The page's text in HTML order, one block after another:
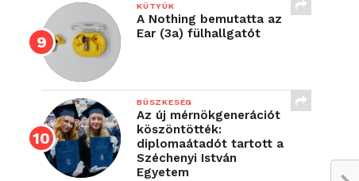
KÜTYÜK
A Nothing bemutatta az
Ear (3a) fülhallgatót
BÜSZKESÉG
Az új mérnökgenerációt
köszöntötték:
diplomaátadót tartott a
Széchenyi István
Egyetem